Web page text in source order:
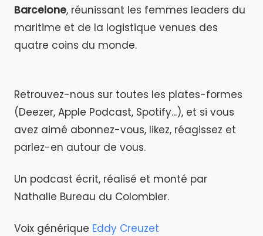
Barcelone, réunissant les femmes leaders du
maritime et de la logistique venues des
quatre coins du monde.
Retrouvez-nous sur toutes les plates-formes
(Deezer, Apple Podcast, Spotify...), et si vous
avez aimé abonnez-vous, likez, réagissez et
parlez-en autour de vous.
Un podcast écrit, réalisé et monté par
Nathalie Bureau du Colombier.
Voix générique Eddy Creuzet